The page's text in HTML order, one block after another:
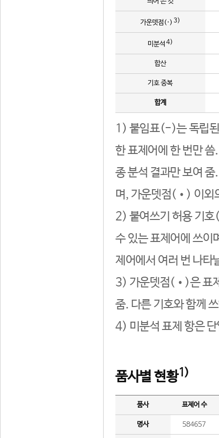
가운뎃점(·) 3)
미분석 4)
합산
기호 중복
합계
1) 붙임표(-)는 독립된
한 표제어에 한 번만
종 분석 결과만 보여
며, 가운뎃점(•) 이외
2) 붙여쓰기 허용 기호
수 있는 표제어에 쓰이
제어에서 여러 번 나타
3) 가운뎃점(•)은 표
줌. 다른 기호와 함께
4) 미분석 표제 항은
품사별 현황1)
품사 표제어 수
명사 584657